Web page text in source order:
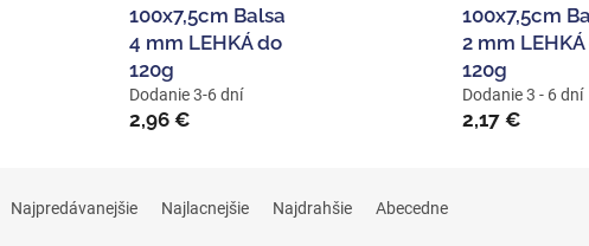
100x7,5cm Balsa
4 mm LEHKÁ do
120g
Dodanie 3-6 dní
2,96 €
100x7,5cm
2 mm
120g
Dodanie 3 - 6 dní
2,17 €
Najpredávanejšie Najlacnejšie Najdrahšie Abecedne